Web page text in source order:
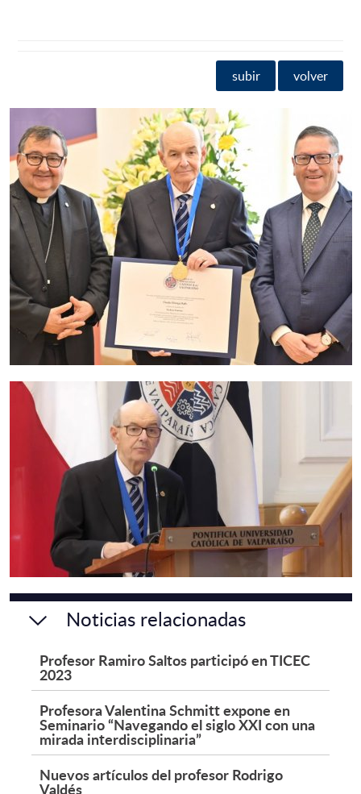
subir volver
Noticias relacionadas
Profesor Ramiro Saltos participó en TICEC
2023
Profesora Valentina Schmitt expone en
Seminario “Navegando el siglo XXI con una
mirada interdisciplinaria”
Nuevos artículos del profesor Rodrigo
Valdés